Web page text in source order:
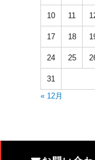
10 11
17 18
24 25
31
« 12月